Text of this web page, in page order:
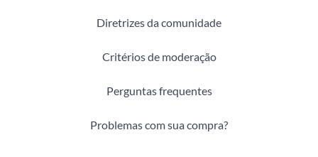
Diretrizes da comunidade
Critérios de moderação
Perguntas frequentes
Problemas com sua compra?